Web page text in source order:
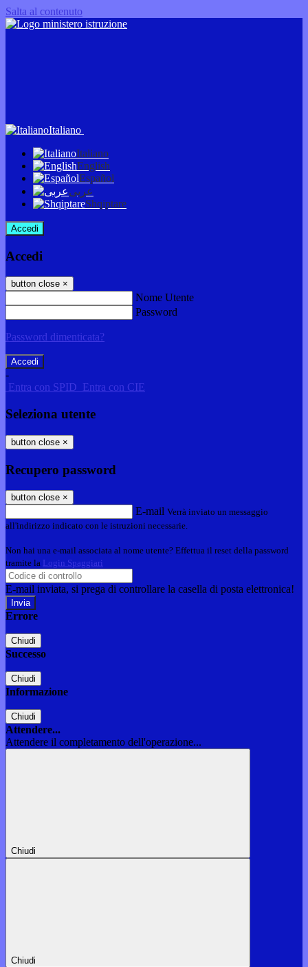
Salta al contenuto
Italiano
Italiano
English
Español
عربى
Shqiptare
Accedi
Accedi
button close ×
Nome Utente
Password
Password dimenticata?
-
Entra con SPID Entra con CIE
Seleziona utente
button close ×
Recupero password
button close ×
E-mail Verrà inviato un messaggio
all'indirizzo indicato con le istruzioni necessarie.
Non hai una e-mail associata al nome utente? Effettua il reset della password
tramite la Login Spaggiari
E-mail inviata, si prega di controllare la casella di posta elettronica!
Errore
Chiudi
Successo
Chiudi
Informazione
Chiudi
Attendere...
Attendere il completamento dell'operazione...
Chiudi
Chiudi